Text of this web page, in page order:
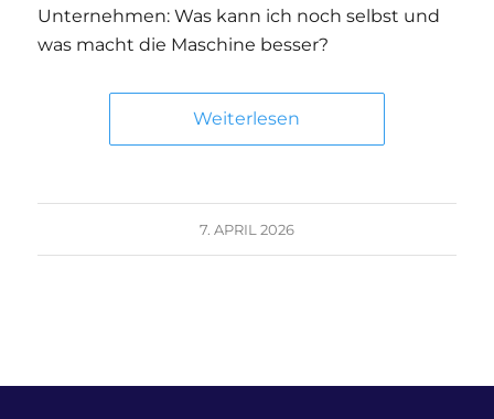
Unternehmen: Was kann ich noch selbst und
was macht die Maschine besser?
Weiterlesen
7. APRIL 2026